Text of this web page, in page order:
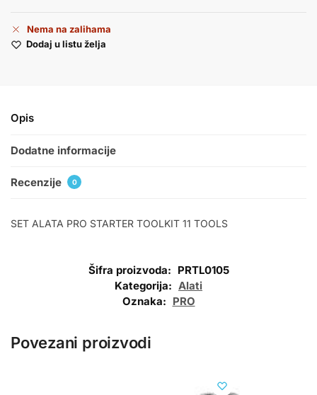
Nema na zalihama
Dodaj u listu želja
Opis
Dodatne informacije
Recenzije 0
SET ALATA PRO STARTER TOOLKIT 11 TOOLS
Šifra proizvoda: PRTL0105
Kategorija: Alati
Oznaka: PRO
Povezani proizvodi